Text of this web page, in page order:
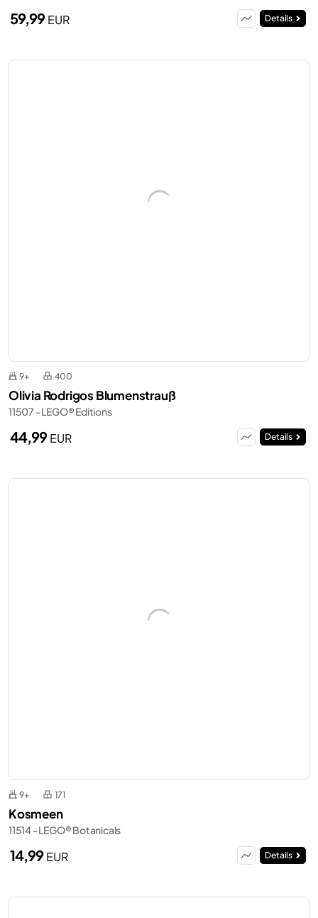
59,99EUR Details
9+ 400
Olivia Rodrigos Blumenstrauß
11507 - LEGO® Editions
44,99EUR Details
9+ 171
Kosmeen
11514 - LEGO® Botanicals
14,99EUR Details